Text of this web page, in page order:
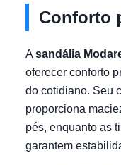
Conforto
A sandália
oferecer conforto
do cotidiano. Seu
proporciona
pés, enquanto as
garantem